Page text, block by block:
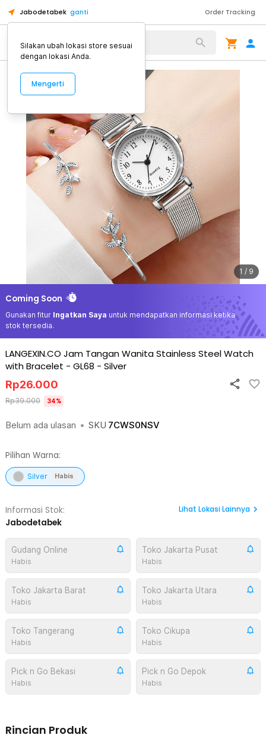
Jabodetabek ganti Order Tracking
Alat Kopi
1 / 9
Coming Soon
Gunakan fitur Ingatkan Saya untuk mendapatkan informasi ketika
stok tersedia.
LANGEXIN.CO Jam Tangan Wanita Stainless Steel Watch
with Bracelet - GL68 - Silver
Belum ada ulasan • SKU 7CWS0NSV
Rp26.000
Rp39.000 34%
Pilihan Warna:
Silver Habis
Informasi Stok:
Jabodetabek
Lihat Lokasi Lainnya
Gudang Online
Habis
Toko Jakarta Pusat
Habis
Toko Jakarta Barat
Habis
Toko Jakarta Utara
Habis
Toko Tangerang
Habis
Toko Cikupa
Habis
Pick n Go Bekasi
Habis
Pick n Go Depok
Habis
Rincian Produk
Silakan ubah lokasi store sesuai
dengan lokasi Anda.
Mengerti